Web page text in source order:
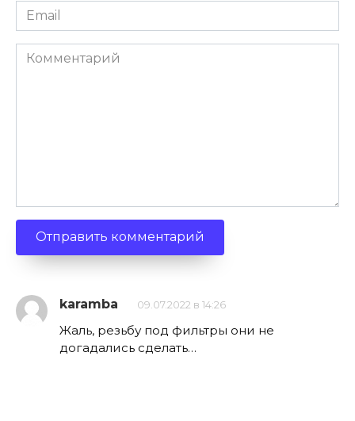
Email
*
Комментарий
karamba 09.07.2022 в 14:26
Жаль, резьбу под фильтры они не
догадались сделать…